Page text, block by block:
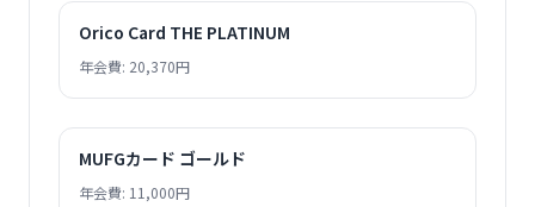
Orico Card THE PLATINUM
年会費: 20,370円
MUFGカード ゴールド
年会費: 11,000円